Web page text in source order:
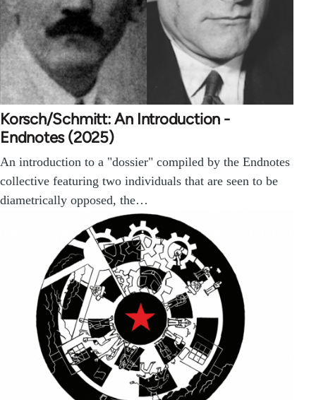
Korsch/Schmitt: An Introduction -
Endnotes (2025)
An introduction to a "dossier" compiled by the Endnotes
collective featuring two individuals that are seen to be
diametrically opposed, the…